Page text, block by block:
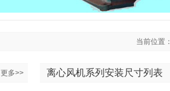
当前位置：
更多>> 离心风机系列安装尺寸列表